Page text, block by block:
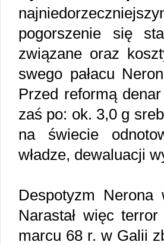
pogorszenie się
związane oraz
swego pałacu
Przed reformą
zaś po: ok. 3,0 g
na świecie
władze, dewaluacji
Despotyzm Nerona
Narastał więc
marcu 68 r. w Galii